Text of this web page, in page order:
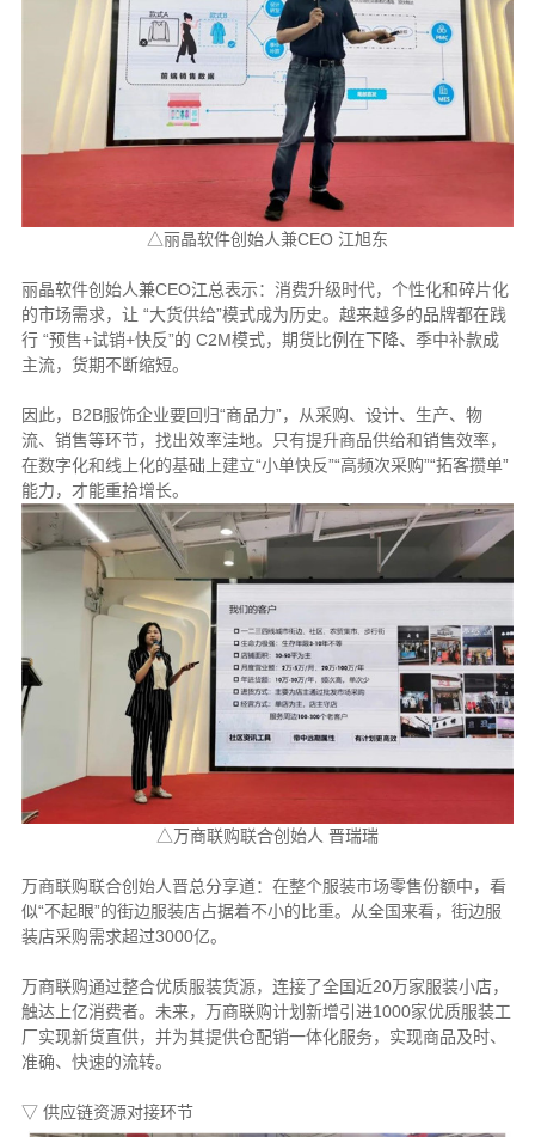
△丽晶软件创始人兼CEO 江旭东
丽晶软件创始人兼CEO江总表示：消费升级时代，个性化和碎片化
的市场需求，让 “大货供给”模式成为历史。越来越多的品牌都在践
行 “预售+试销+快反”的 C2M模式，期货比例在下降、季中补款成
主流，货期不断缩短。
因此，B2B服饰企业要回归“商品力”，从采购、设计、生产、物
流、销售等环节，找出效率洼地。只有提升商品供给和销售效率，
在数字化和线上化的基础上建立“小单快反”“高频次采购”“拓客攒单”
能力，才能重拾增长。
△万商联购联合创始人 晋瑞瑞
万商联购联合创始人晋总分享道：在整个服装市场零售份额中，看
似“不起眼”的街边服装店占据着不小的比重。从全国来看，街边服
装店采购需求超过3000亿。
万商联购通过整合优质服装货源，连接了全国近20万家服装小店，
触达上亿消费者。未来，万商联购计划新增引进1000家优质服装工
厂实现新货直供，并为其提供仓配销一体化服务，实现商品及时、
准确、快速的流转。
▽ 供应链资源对接环节